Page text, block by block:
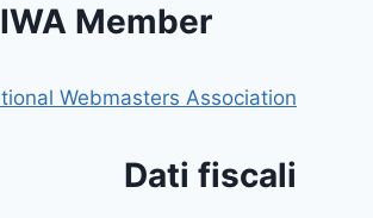
IWA Member
Dati fiscali